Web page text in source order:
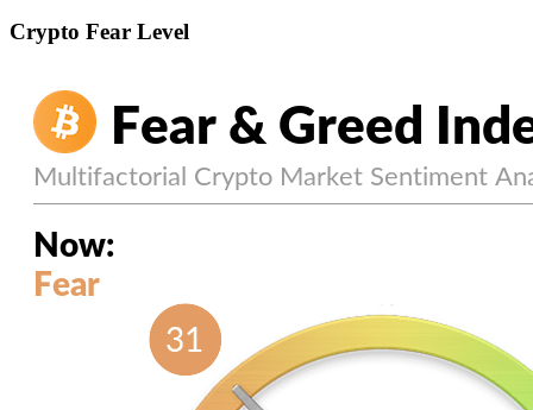
Crypto Fear Level